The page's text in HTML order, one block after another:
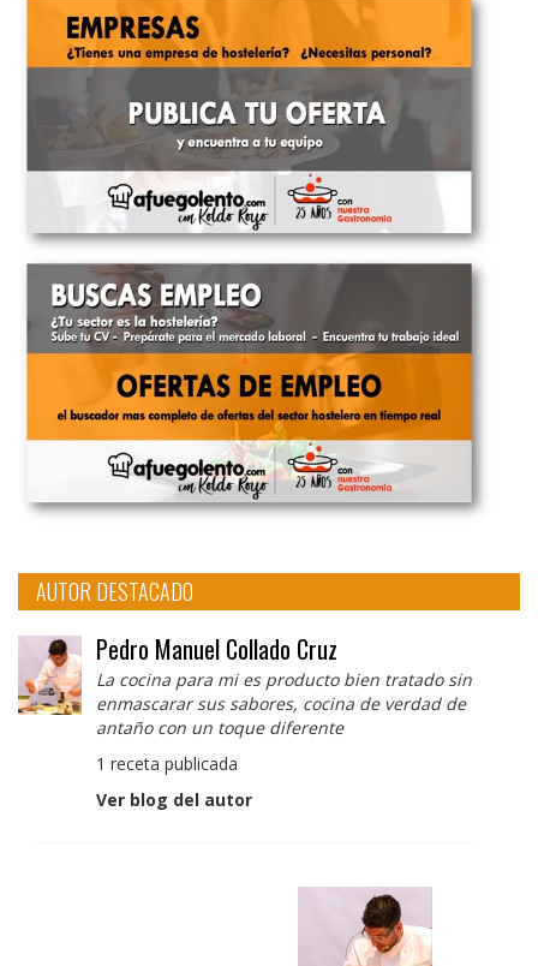
AUTOR DESTACADO
Pedro Manuel Collado Cruz
La cocina para mi es producto bien tratado sin
enmascarar sus sabores, cocina de verdad de
antaño con un toque diferente
1 receta publicada
Ver blog del autor